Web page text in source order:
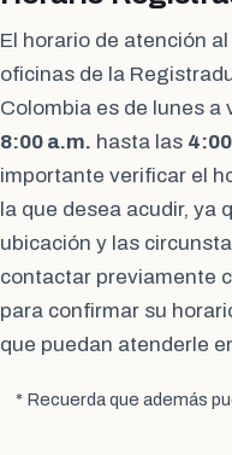
El horario de atención
oficinas de la
Colombia es de lunes
8:00 a.m. hasta las
importante verificar el
la que desea acudir, ya
ubicación y las
contactar previamente
para confirmar su
que puedan atenderle
* Recuerda que además